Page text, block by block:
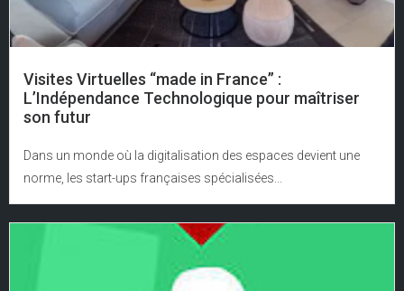
Visites Virtuelles “made in France” :
L’Indépendance Technologique pour maîtriser
son futur
Dans un monde où la digitalisation des espaces devient une
norme, les start-ups françaises spécialisées...